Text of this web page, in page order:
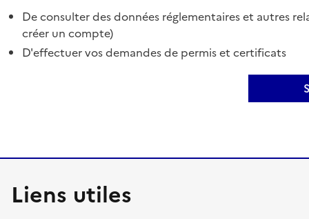
De consulter des données réglementaires et autres
créer un compte)
D'effectuer vos demandes de permis et certificats
Liens utiles